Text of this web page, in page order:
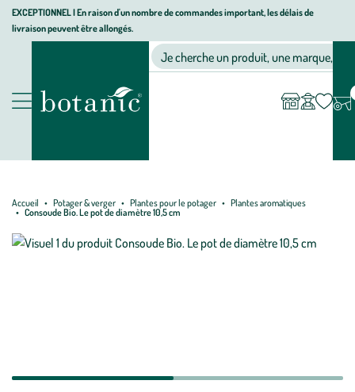
Aller
Aller
au
Aller
au
page
EXCEPTIONNEL I En raison d'un nombre de commandes important, les délais de
livraison peuvent être allongés.
Nos produits
Jardinerie écologique, animalerie, décoration, alimentation bio
Je cherche un produit, une marque, un
compte
Accueil Potager & verger Plantes pour le potager
Plantes aromatiques
Consoude Bio. Le pot de diamètre 10,5 cm